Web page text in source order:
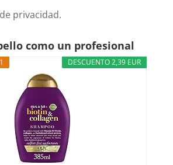
privacidad.
como un profesional
DESCUENTO 2,39 EUR